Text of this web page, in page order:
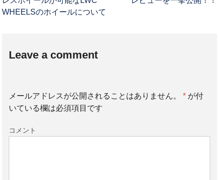
WHEELSのホイールについて
Leave a comment
メールアドレスが公開されることはありません。 *が付
いている欄は必須項目です
コメント